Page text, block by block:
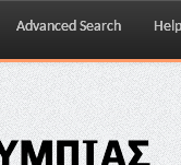
Advanced Search Help